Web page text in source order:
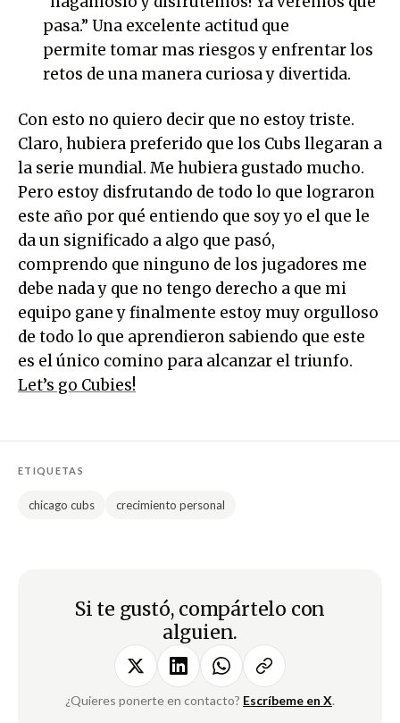
pasa.” Una excelente actitud que
permite tomar mas riesgos y enfrentar los
retos de una manera curiosa y divertida.
Con esto no quiero decir que no estoy triste.
Claro, hubiera preferido que los Cubs llegaran a
la serie mundial. Me hubiera gustado mucho.
Pero estoy disfrutando de todo lo que lograron
este año por qué entiendo que soy yo el que le
da un significado a algo que pasó,
comprendo que ninguno de los jugadores me
debe nada y que no tengo derecho a que mi
equipo gane y finalmente estoy muy orgulloso
de todo lo que aprendieron sabiendo que este
es el único comino para alcanzar el triunfo.
Let’s go Cubies!
ETIQUETAS
chicago cubs crecimiento personal
Si te gustó, compártelo con
alguien.
¿Quieres ponerte en contacto? Escríbeme en X.